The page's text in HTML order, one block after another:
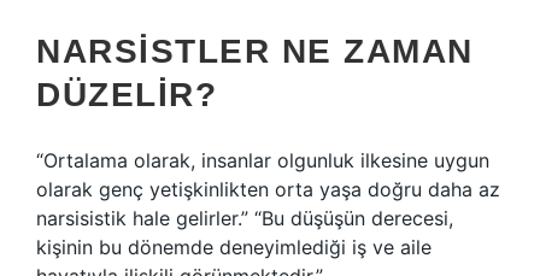
NARSISTLER NE ZAMAN
DÜZELIR?
“Ortalama olarak, insanlar olgunluk ilkesine uygun
olarak genç yetişkinlikten orta yaşa doğru daha az
narsisistik hale gelirler.” “Bu düşüşün derecesi,
kişinin bu dönemde deneyimlediği iş ve aile